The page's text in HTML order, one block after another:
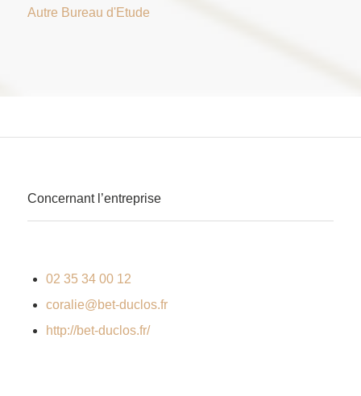
Autre Bureau d'Etude
Concernant l’entreprise
02 35 34 00 12
coralie@bet-duclos.fr
http://bet-duclos.fr/